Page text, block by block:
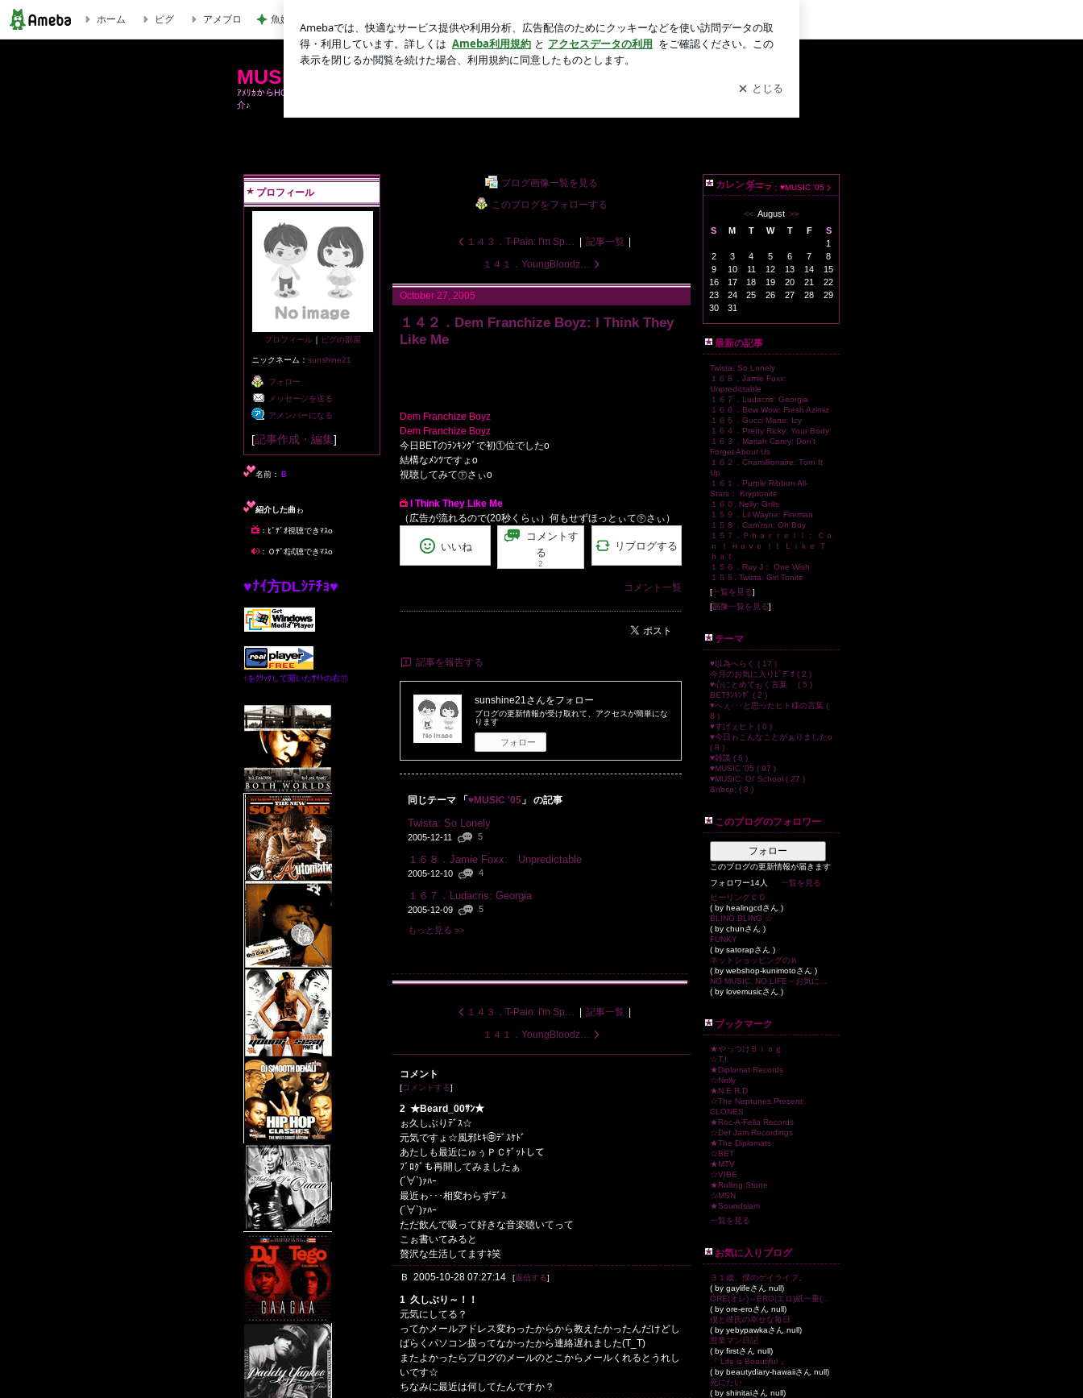
１４２．Dem Franchize Boyz: I Think They Like Me | MUSIC VIDEOｓ byﾆｯﾎﾟﾝ人inｱﾒ
ホーム ピグ アメブロ 魚嫌いの子どもと我が家のビタミンD
MUSIC VIDEOｓ byﾆｯﾎﾟﾝ人inｱﾒ
ｱﾒﾘｶからHOTなﾅﾝﾊﾞｰ直配信♪主にHIP-HOPとR&amp;Bをﾐｭｰｼﾞｯｸﾋﾞﾃﾞｵで紹
介♪
プロフィール
プロフィール ｜ ピグの部屋
ニックネーム： sunshine21
フォロー
メッセージを送る
アメンバーになる
[記事作成・編集]
名前： Ｂ
紹介した曲 ゎ
：ﾋﾞﾃﾞｵ視聴できﾏｽo
：Ｏﾃﾞｵ試聴できﾏｽo
♥ﾅｲ方DLｼﾃﾁｮ♥
↑をｸﾘｯｸして開いたｻｲﾄの右㊦
ブログ画像一覧を見る
このブログをフォローする
１４３．T-Pain: I'm Sprung 記事一覧
１４１．YoungBloodz: Presidential
October 27, 2005
１４２．Dem Franchize Boyz: I Think They
Like Me
テーマ： ♥MUSIC '05
Dem Franchize Boyz
Dem Franchize Boyz
今日BETのﾗﾝｷﾝｸﾞで初①位でしたo
結構なﾒﾝﾂですょo
視聴してみて㊦さぃo
I Think They Like Me
（広告が流れるので(20秒くらぃ）何もせずほっとぃて㊦さぃ）
いいね
コメントす
る
2
リブログする
コメント一覧
ポスト
記事を報告する
sunshine21さんをフォロー
ブログの更新情報が受け取れて、アクセスが簡単にな
ります
フォロー
同じテーマ 「 ♥MUSIC '05 」 の記事
Twista: So Lonely
2005-12-11 5
１６８．Jamie Foxx: Unpredictable
2005-12-10 4
１６７．Ludacris: Georgia
2005-12-09 5
もっと見る >>
１４３．T-Pain: I'm Sprung 記事一覧
１４１．YoungBloodz: Presidential
コメント
[コメントする]
2 ★Beard_00ｻﾝ★
ぉ久しぶりﾃﾞｽ☆
元気ですょ☆風邪ﾋｷ㊥ﾃﾞｽｹﾄﾞ
あたしも最近にゅぅＰＣｹﾞｯﾄして
ﾌﾞﾛｸﾞも再開してみましたぁ
(´∀`)ｧﾊｰ
最近ゎ･･･相変わらずﾃﾞｽ
(´∀`)ｧﾊｰ
ただ飲んで吸って好きな音楽聴いてって
こぉ書いてみると
贅沢な生活してますﾈ笑
Ｂ 2005-10-28 07:27:14 [返信する]
1 久しぶり～！！
元気にしてる？
ってかメールアドレス変わったからから教えたかったんだけどし
ばらくパソコン扱ってなかったから連絡遅れました(T_T)
またよかったらブログのメールのとこからメールくれるとうれし
いです☆
ちなみに最近は何してたんですか？
カレンダー
<< August >>
S
M T W T F
S
1
2
3 4 5 6 7
8
9
10 11 12 13 14
15
16
17 18 19 20 21
22
23
24 25 26 27 28
29
30
31
最新の記事
Twista: So Lonely
１６８．Jamie Foxx:
Unpredictable
１６７．Ludacris: Georgia
１６６．Bow Wow: Fresh Azimiz
１６５．Gucci Mane: Icy
１６４．Pretty Ricky: Your Body
１６３．Mariah Carey: Don't
Forget About Us
１６２．Chamillionaire: Turn It
Up
１６１．Purple Ribbon All-
Stars： Kryptonite
１６０. Nelly: Grills
１５９．Lil Wayne: Fireman
１５８．Cam'ron: Oh Boy
１５７．Ｐｈａｒｒｅｌｌ： Ｃａ
ｎ Ｉ Ｈａｖｅ Ｉｔ Ｌｉｋｅ Ｔ
ｈａｔ
１５６．Ray J： One Wish
１５５. Twista: Girl Tonite
[一覧を見る]
[画像一覧を見る]
テーマ
♥以為へらく ( 17 )
今月のお気に入りﾋﾞﾃﾞｵ ( 2 )
♥心にとめてぉく言葉 ( 5 )
BETﾗﾝｷﾝｸﾞ ( 2 )
♥へぇ･･･と思ったヒト様の言葉 (
8 )
♥すげぇヒト ( 0 )
♥今日ゎこんなことがぁりましたo
( 8 )
♥雑談 ( 6 )
♥MUSIC '05 ( 97 )
♥MUSIC: Ol' School ( 27 )
&nbsp; ( 3 )
このブログのフォロワー
フォロー
このブログの更新情報が届きます
フォロワー14人
一覧を見る
ヒーリングＣＤ
( by healingcdさん )
BLING BLING ☆
( by chunさん )
FUNKY
( by satorapさん )
ネットショッピングのＫ
( by webshop-kunimotoさん )
( by lovemusicさん )
ブックマーク
★やっつけＢｌｏｇ
☆T.I.
★Diplomat Records
☆Nelly
★N.E.R.D
☆The Neptunes Present:
CLONES
★Roc-A-Fella Records
☆Def Jam Recordings
★The Diplomats
☆BET
★MTV
☆VIBE
★Rolling Stone
☆MSN
★Soundslam
一覧を見る
お気に入りブログ
３１歳、僕のゲイライフ。
( by gaylifeさん null)
( by ore-eroさん null)
僕と彼氏の幸せな毎日
( by yebypawkaさん null)
営業マン日記
( by firstさん null)
『 Life is Beautiful 』
( by beautydiary-hawaiiさん null)
死にたい
( by shinitaiさん null)